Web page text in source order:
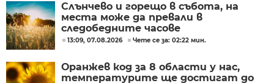
Слънчево и горещо в събота, на
места може да превали в
следобедните часове
13:09, 07.08.2026 Чете се за: 02:22 мин.
Оранжев код за 8 области у нас,
температурите ще достигат до